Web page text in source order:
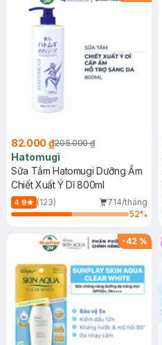
82.000 ₫205.000 ₫
Hatomugi
Sữa Tắm Hatomugi Dưỡng Ẩm
Chiết Xuất Ý Dĩ 800ml
4.9 (123)
714/tháng
52%
-42 %